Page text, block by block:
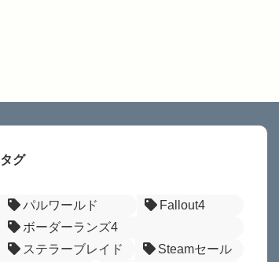
タグ
パルワールド
Fallout4
ボーダーランズ4
ステラーブレイド
Steamセール